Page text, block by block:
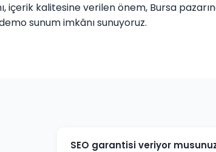
içerik kalitesine verilen önem, Bursa
sunum imkânı sunuyoruz.
SEO garantisi veriyor